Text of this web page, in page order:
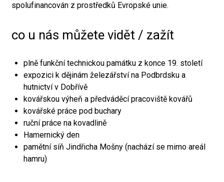
spolufinancován z prostředků Evropské unie.
co u nás můžete vidět / zažít
plně funkční technickou památku z konce 19. století
expozici k dějinám železářství na Podbrdsku a
hutnictví v Dobřívě
kovářskou výheň a předváděcí pracoviště kovářů
kovářské práce pod buchary
ruční práce na kovadlině
Hamernický den
pamětní síň Jindřicha Mošny (nachází se mimo areál
hamru)